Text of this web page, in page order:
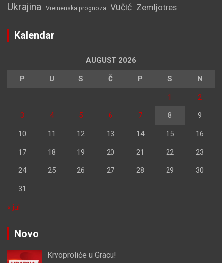
Ukrajina Vremenska prognoza Vučić Zemljotres
Kalendar
AUGUST 2026
P U S Č P S N
1 2
3 4 5 6 7 8 9
10 11 12 13 14 15 16
17 18 19 20 21 22 23
24 25 26 27 28 29 30
31
« jul
Novo
Krvoproliće u Gracu!